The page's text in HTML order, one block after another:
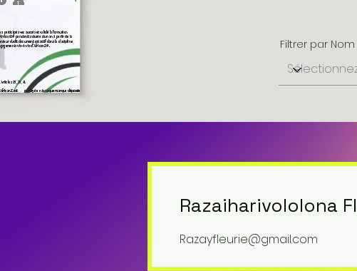
Filtrer par Nom
Razaiharivololona
Razayfleurie@gmail.com